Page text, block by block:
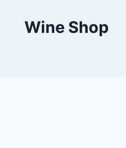
Wine Shop